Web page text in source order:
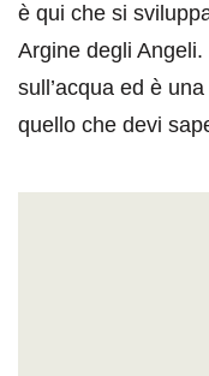
è qui che si
Argine degli
sull’acqua ed è
quello che devi